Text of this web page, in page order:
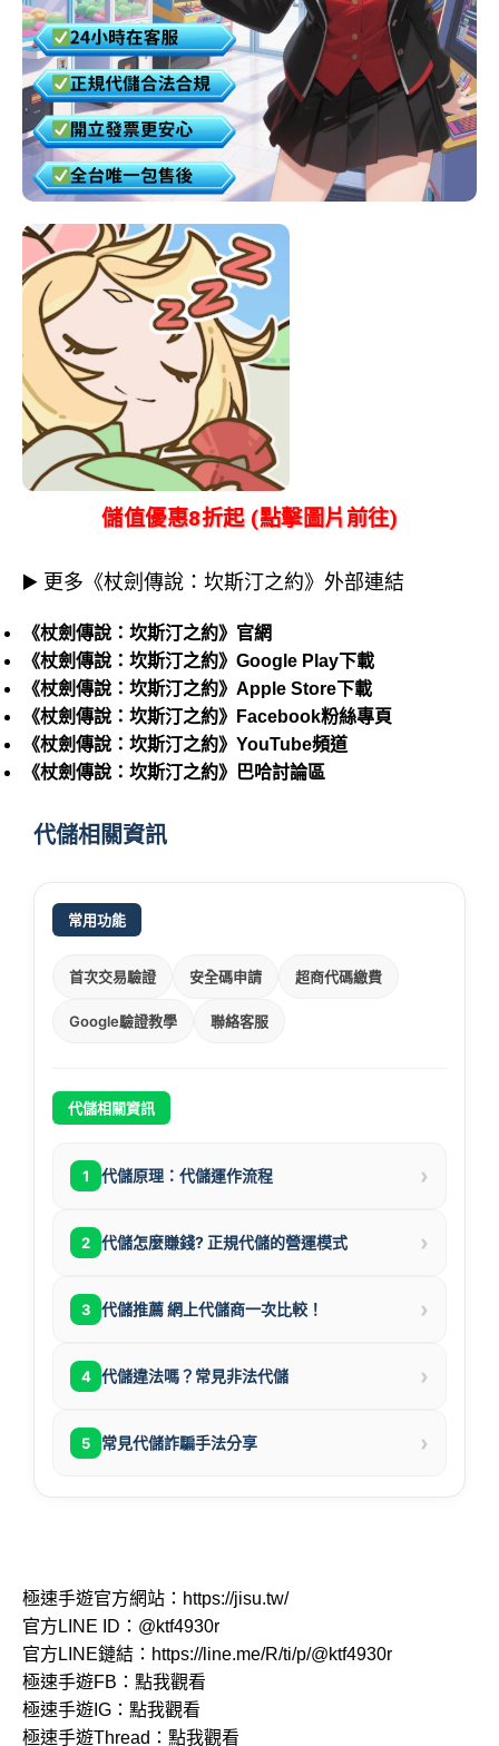
儲值優惠8折起 (點擊圖片前往)
▶️ 更多《杖劍傳說：坎斯汀之約》外部連結
《杖劍傳說：坎斯汀之約》官網
《杖劍傳說：坎斯汀之約》Google Play下載
《杖劍傳說：坎斯汀之約》Apple Store下載
《杖劍傳說：坎斯汀之約》Facebook粉絲專頁
《杖劍傳說：坎斯汀之約》YouTube頻道
《杖劍傳說：坎斯汀之約》巴哈討論區
代儲相關資訊
常用功能
首次交易驗證 安全碼申請 超商代碼繳費
Google驗證教學 聯絡客服
代儲相關資訊
1 代儲原理：代儲運作流程 ›
2 代儲怎麼賺錢? 正規代儲的營運模式 ›
3 代儲推薦 網上代儲商一次比較！ ›
4 代儲違法嗎？常見非法代儲 ›
5 常見代儲詐騙手法分享 ›
極速手遊官方網站： https://jisu.tw/
官方LINE ID： @ktf4930r
官方LINE鏈結： https://line.me/R/ti/p/@ktf4930r
極速手遊FB： 點我觀看
極速手遊IG： 點我觀看
極速手遊Thread： 點我觀看